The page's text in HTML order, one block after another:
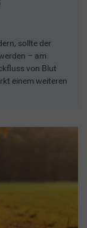
sollte der
– am
von Blut
einem weiteren